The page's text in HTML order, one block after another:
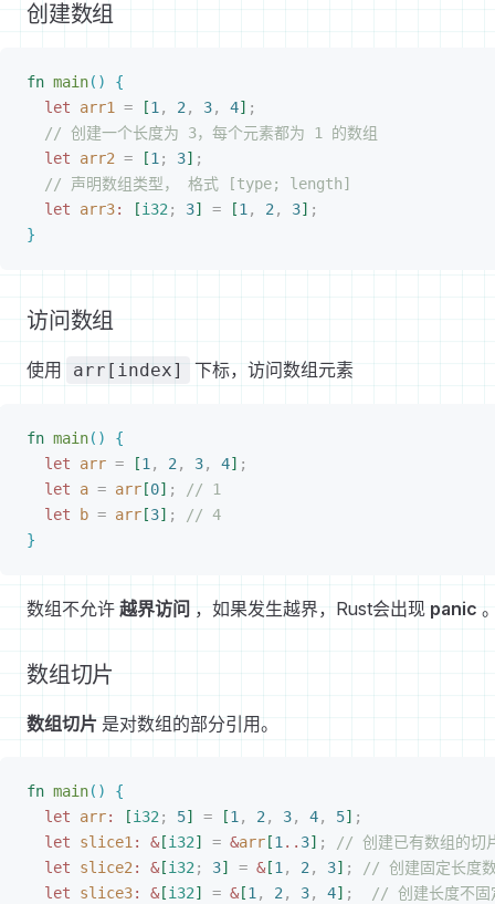
创建数组
fn main( )
{
let arr1 = [1 , 2 , 3, 4] ;
// 创建一个长度为 3，每个元素都为 1 的数组
let arr2 = [1 ; 3] ;
// 声明数组类型， 格式 [type; length]
let arr3: [i32 ; 3] = [1 , 2 , 3] ;
}
访问数组
使用 arr[index] 下标，访问数组元素
fn main( )
{
let arr = [1 , 2 , 3, 4] ;
let a = arr [0] ;
// 1
let b = arr [3] ;
// 4
}
数组不允许 越界访问 ，如果发生越界，Rust会出现 panic
数组切片
数组切片 是对数组的部分引用。
fn main( )
{
let arr: [i32 ; 5] = [1 , 2 , 3, 4, 5] ;
let slice1 : &[i32] = &arr [1 .. 3] ;
// 创建已有数组的切
let slice2 : &[i32 ; 3] = &[1 , 2 , 3] ;
// 创建固定长度
let slice3: &[i32] = &[1 , 2 , 3, 4] ;
// 创建长度不固